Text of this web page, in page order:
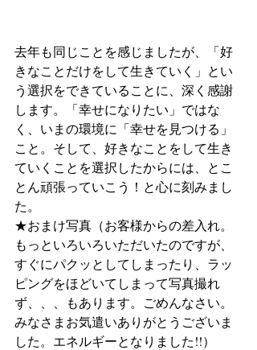
去年も同じことを感じましたが、「好
きなことだけをして生きていく」とい
う選択をできていることに、深く感謝
します。「幸せになりたい」ではな
く、いまの環境に「幸せを見つける」
こと。そして、好きなことをして生き
ていくことを選択したからには、とこ
とん頑張っていこう！と心に刻みまし
た。
★おまけ写真（お客様からの差入れ。
もっといろいろいただいたのですが、
すぐにパクッとしてしまったり、ラッ
ピングをほどいてしまって写真撮れ
ず、、、もあります。ごめんなさい。
みなさまお気遣いありがとうございま
した。エネルギーとなりました!!）